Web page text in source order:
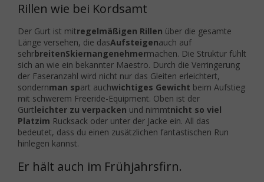
Rillen wie bei Kordsamt
Der Gurt ist mitregelmäßigen Rillen über die gesamte
Länge versehen, die dasAufsteigenauch auf
sehrbreitenSkiernangenehmermachen. Die Struktur fühlt
sich an wie ein bekannter Maestro. Durch die Verringerung
der Faseranzahl wird nicht nur das Gleiten erleichtert,
sondernman spart auchwichtiges Gewicht beim Aufstieg
mit schwerem Freeride-Equipment. Oben ist der
Gurtleichter zu verpacken und nimmtnicht so viel
Platzim Rucksack oder unter der Jacke ein. All das
bedeutet, dass du einen zusätzlichen fantastischen Run
hinlegen kannst.
Er hält auch im Frühjahrsfirn.